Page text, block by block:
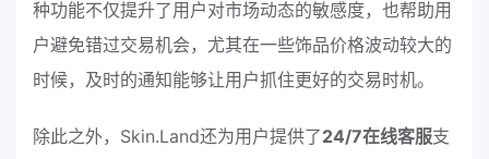
种功能不仅提升了用户对市场动态的敏感度，也帮助用
户避免错过交易机会，尤其在一些饰品价格波动较大的
时候，及时的通知能够让用户抓住更好的交易时机。
除此之外，Skin.Land还为用户提供了24/7在线客服支